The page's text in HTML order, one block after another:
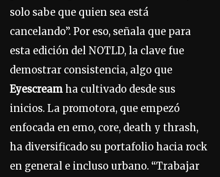
solo sabe que quien sea está
cancelando”. Por eso, señala que para
esta edición del NOTLD, la clave fue
demostrar consistencia, algo que
Eyescream ha cultivado desde sus
inicios. La promotora, que empezó
enfocada en emo, core, death y thrash,
ha diversificado su portafolio hacia rock
en general e incluso urbano. “Trabajar